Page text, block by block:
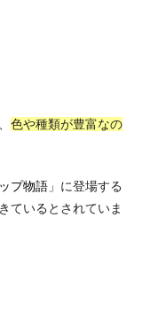
色や種類が豊富なの
プ物語 」に登場する
ているとされていま